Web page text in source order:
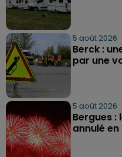
5 août 2026
Berck :
par une
5 août 2026
Bergues
annulé